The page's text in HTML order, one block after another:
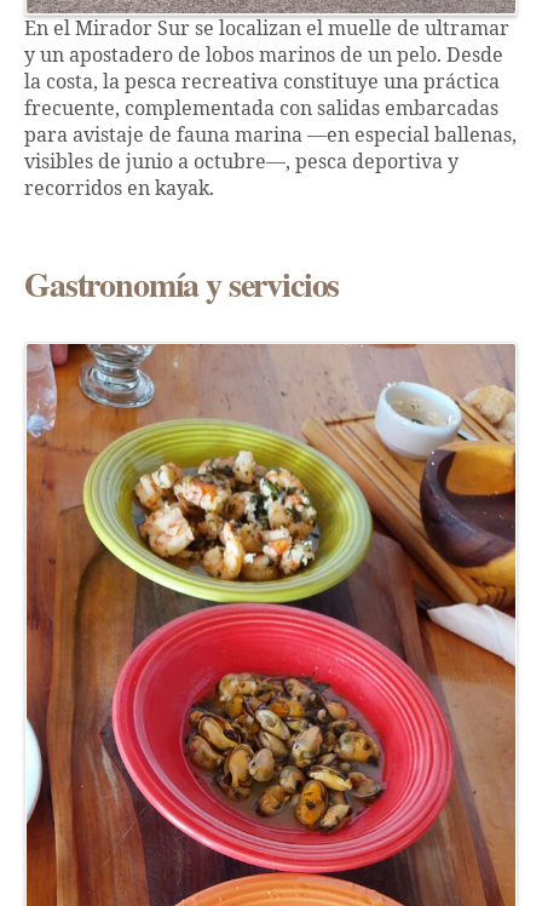
En el Mirador Sur se localizan el muelle de ultramar
y un apostadero de lobos marinos de un pelo. Desde
la costa, la pesca recreativa constituye una práctica
frecuente, complementada con salidas embarcadas
para avistaje de fauna marina —en especial ballenas,
visibles de junio a octubre—, pesca deportiva y
recorridos en kayak.
Gastronomía y servicios